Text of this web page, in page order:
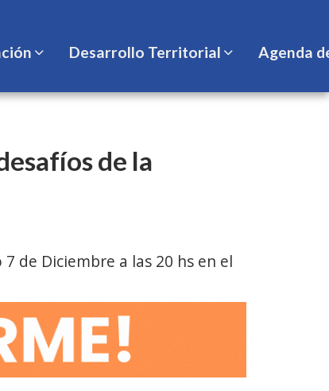
Desarrollo Territorial Agenda
de la
de Diciembre a las 20 hs en el